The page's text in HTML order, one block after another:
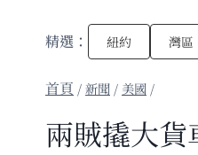
精選： 紐約 灣區
/新聞 / 美國 /
兩賊撬大